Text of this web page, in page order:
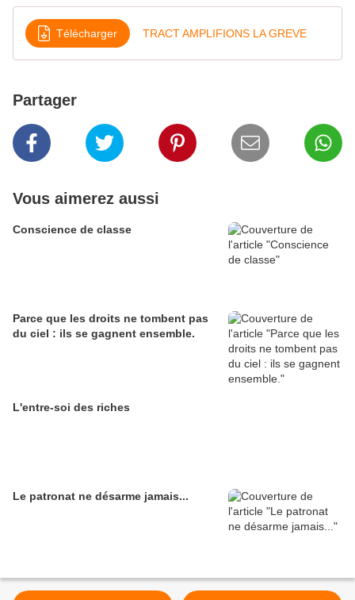
Télécharger TRACT AMPLIFIONS LA GREVE
Partager
Vous aimerez aussi
Conscience de classe
Parce que les droits ne tombent pas
du ciel : ils se gagnent ensemble.
L'entre-soi des riches
Le patronat ne désarme jamais...